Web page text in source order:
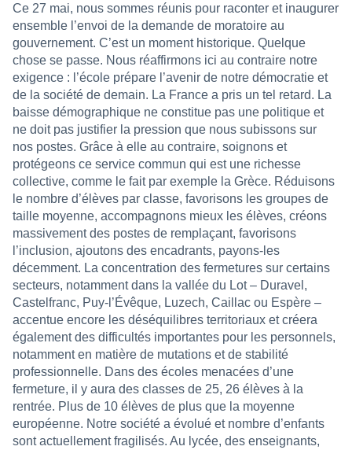
Ce 27 mai, nous sommes réunis pour raconter et inaugurer
ensemble l’envoi de la demande de moratoire au
gouvernement. C’est un moment historique. Quelque
chose se passe. Nous réaffirmons ici au contraire notre
exigence : l’école prépare l’avenir de notre démocratie et
de la société de demain. La France a pris un tel retard. La
baisse démographique ne constitue pas une politique et
ne doit pas justifier la pression que nous subissons sur
nos postes. Grâce à elle au contraire, soignons et
protégeons ce service commun qui est une richesse
collective, comme le fait par exemple la Grèce. Réduisons
le nombre d’élèves par classe, favorisons les groupes de
taille moyenne, accompagnons mieux les élèves, créons
massivement des postes de remplaçant, favorisons
l’inclusion, ajoutons des encadrants, payons-les
décemment. La concentration des fermetures sur certains
secteurs, notamment dans la vallée du Lot – Duravel,
Castelfranc, Puy-l’Évêque, Luzech, Caillac ou Espère –
accentue encore les déséquilibres territoriaux et créera
également des difficultés importantes pour les personnels,
notamment en matière de mutations et de stabilité
professionnelle. Dans des écoles menacées d’une
fermeture, il y aura des classes de 25, 26 élèves à la
rentrée. Plus de 10 élèves de plus que la moyenne
européenne. Notre société a évolué et nombre d’enfants
sont actuellement fragilisés. Au lycée, des enseignants,